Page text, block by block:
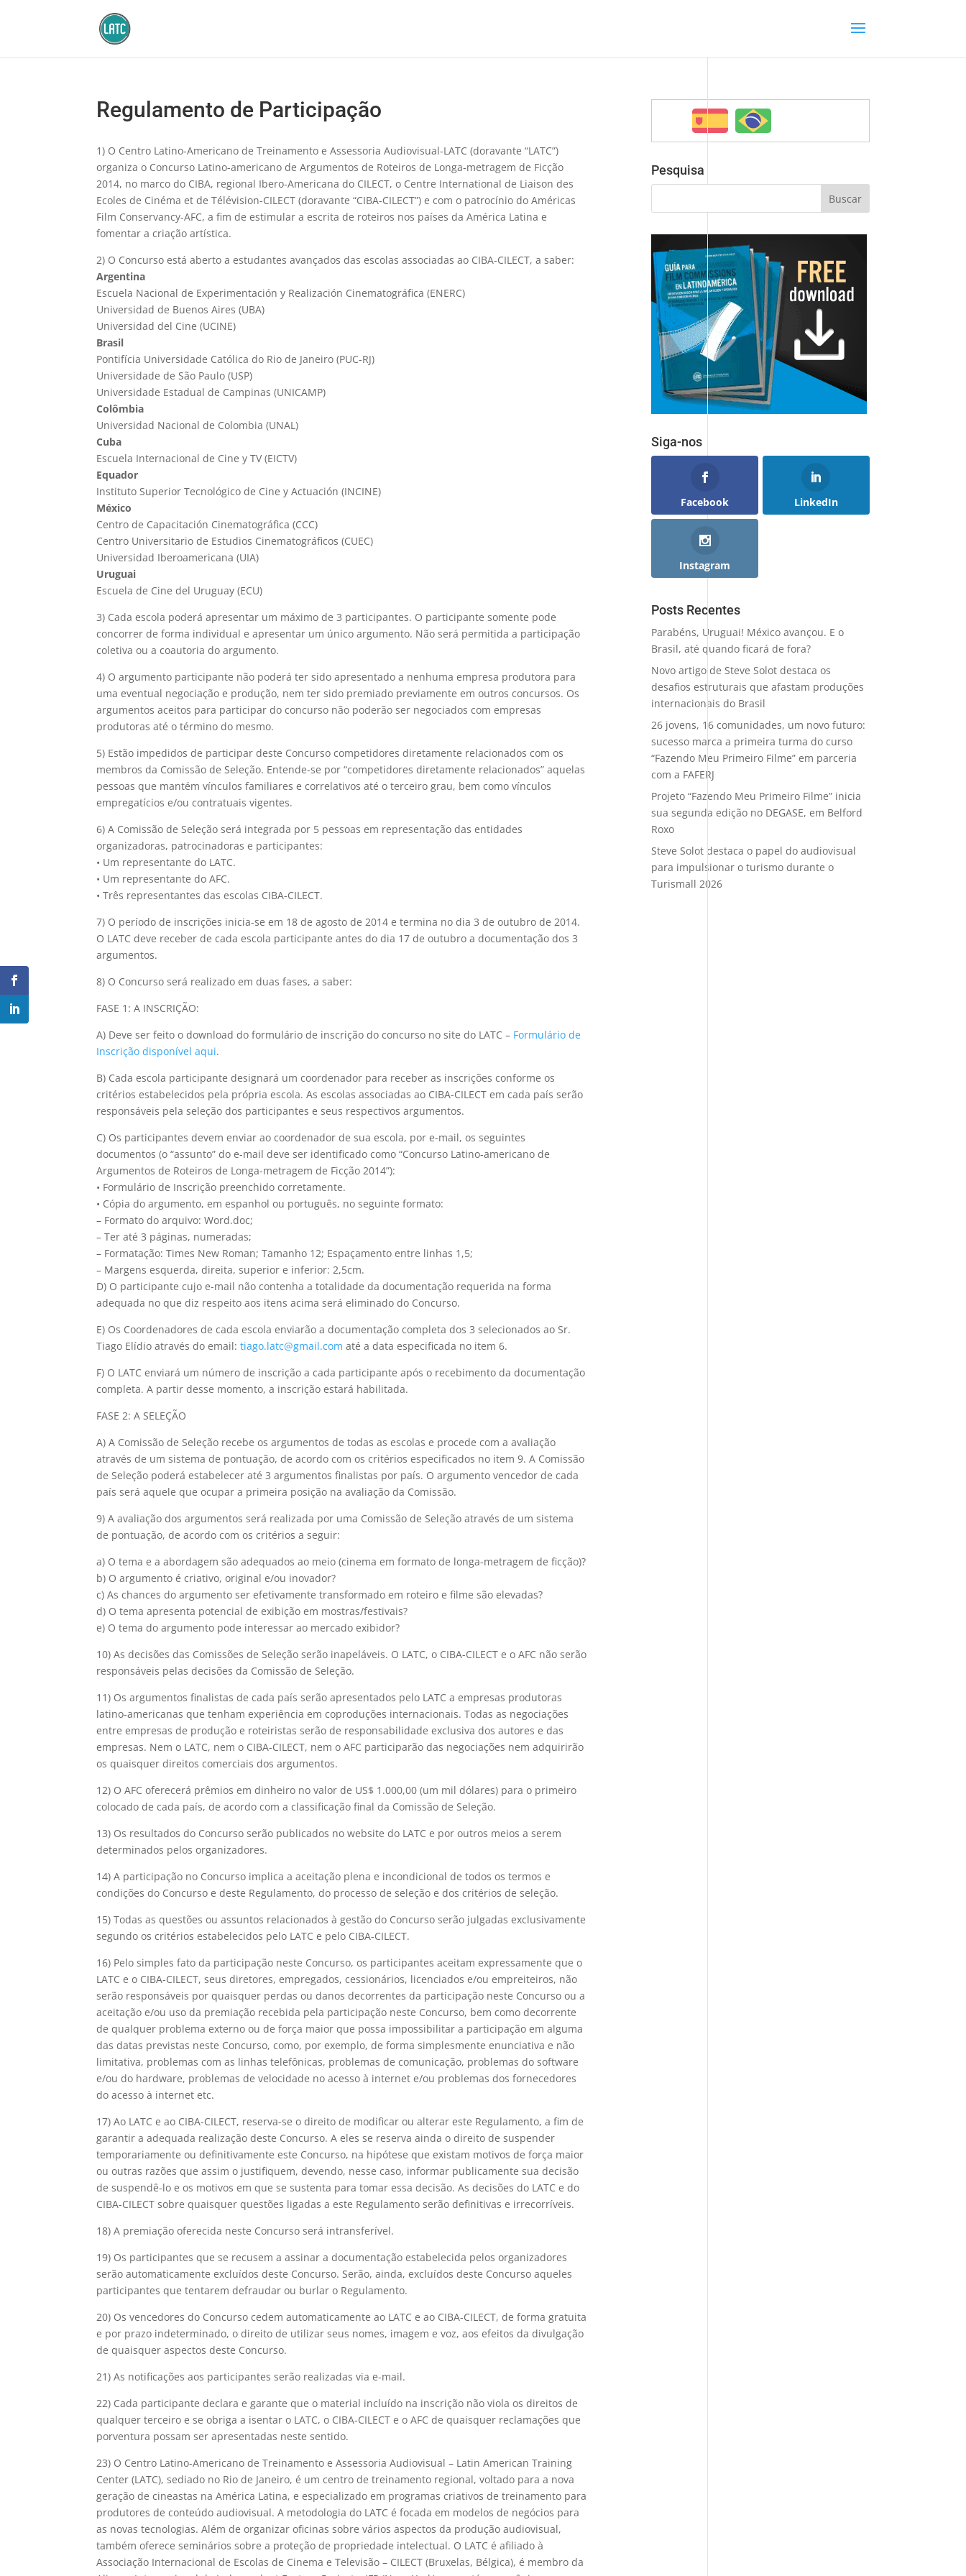
Regulamento de Participação
1) O Centro Latino-Americano de Treinamento e Assessoria Audiovisual-LATC (doravante “LATC”)
organiza o Concurso Latino-americano de Argumentos de Roteiros de Longa-metragem de Ficção
2014, no marco do CIBA, regional Ibero-Americana do CILECT, o Centre International de Liaison des
Ecoles de Cinéma et de Télévision-CILECT (doravante “CIBA-CILECT”) e com o patrocínio do Américas
Film Conservancy-AFC, a fim de estimular a escrita de roteiros nos países da América Latina e
fomentar a criação artística.
2) O Concurso está aberto a estudantes avançados das escolas associadas ao CIBA-CILECT, a saber:
Argentina
Escuela Nacional de Experimentación y Realización Cinematográfica (ENERC)
Universidad de Buenos Aires (UBA)
Universidad del Cine (UCINE)
Brasil
Pontifícia Universidade Católica do Rio de Janeiro (PUC-RJ)
Universidade de São Paulo (USP)
Universidade Estadual de Campinas (UNICAMP)
Colômbia
Universidad Nacional de Colombia (UNAL)
Cuba
Escuela Internacional de Cine y TV (EICTV)
Equador
Instituto Superior Tecnológico de Cine y Actuación (INCINE)
México
Centro de Capacitación Cinematográfica (CCC)
Centro Universitario de Estudios Cinematográficos (CUEC)
Universidad Iberoamericana (UIA)
Uruguai
Escuela de Cine del Uruguay (ECU)
3) Cada escola poderá apresentar um máximo de 3 participantes. O participante somente pode
concorrer de forma individual e apresentar um único argumento. Não será permitida a participação
coletiva ou a coautoria do argumento.
4) O argumento participante não poderá ter sido apresentado a nenhuma empresa produtora para
uma eventual negociação e produção, nem ter sido premiado previamente em outros concursos. Os
argumentos aceitos para participar do concurso não poderão ser negociados com empresas
produtoras até o término do mesmo.
5) Estão impedidos de participar deste Concurso competidores diretamente relacionados com os
membros da Comissão de Seleção. Entende-se por “competidores diretamente relacionados” aquelas
pessoas que mantém vínculos familiares e correlativos até o terceiro grau, bem como vínculos
empregatícios e/ou contratuais vigentes.
6) A Comissão de Seleção será integrada por 5 pessoas em representação das entidades
organizadoras, patrocinadoras e participantes:
• Um representante do LATC.
• Um representante do AFC.
• Três representantes das escolas CIBA-CILECT.
7) O período de inscrições inicia-se em 18 de agosto de 2014 e termina no dia 3 de outubro de 2014.
O LATC deve receber de cada escola participante antes do dia 17 de outubro a documentação dos 3
argumentos.
8) O Concurso será realizado em duas fases, a saber:
FASE 1: A INSCRIÇÃO:
A) Deve ser feito o download do formulário de inscrição do concurso no site do LATC – Formulário de
Inscrição disponível aqui.
B) Cada escola participante designará um coordenador para receber as inscrições conforme os
critérios estabelecidos pela própria escola. As escolas associadas ao CIBA-CILECT em cada país serão
responsáveis pela seleção dos participantes e seus respectivos argumentos.
C) Os participantes devem enviar ao coordenador de sua escola, por e-mail, os seguintes
documentos (o “assunto” do e-mail deve ser identificado como “Concurso Latino-americano de
Argumentos de Roteiros de Longa-metragem de Ficção 2014”):
• Formulário de Inscrição preenchido corretamente.
• Cópia do argumento, em espanhol ou português, no seguinte formato:
– Formato do arquivo: Word.doc;
– Ter até 3 páginas, numeradas;
– Formatação: Times New Roman; Tamanho 12; Espaçamento entre linhas 1,5;
– Margens esquerda, direita, superior e inferior: 2,5cm.
D) O participante cujo e-mail não contenha a totalidade da documentação requerida na forma
adequada no que diz respeito aos itens acima será eliminado do Concurso.
E) Os Coordenadores de cada escola enviarão a documentação completa dos 3 selecionados ao Sr.
Tiago Elídio através do email:tiago.latc@gmail.com até a data especificada no item 6.
F) O LATC enviará um número de inscrição a cada participante após o recebimento da documentação
completa. A partir desse momento, a inscrição estará habilitada.
FASE 2: A SELEÇÃO
A) A Comissão de Seleção recebe os argumentos de todas as escolas e procede com a avaliação
através de um sistema de pontuação, de acordo com os critérios especificados no item 9. A Comissão
de Seleção poderá estabelecer até 3 argumentos finalistas por país. O argumento vencedor de cada
país será aquele que ocupar a primeira posição na avaliação da Comissão.
9) A avaliação dos argumentos será realizada por uma Comissão de Seleção através de um sistema
de pontuação, de acordo com os critérios a seguir:
a) O tema e a abordagem são adequados ao meio (cinema em formato de longa-metragem de ficção)?
b) O argumento é criativo, original e/ou inovador?
c) As chances do argumento ser efetivamente transformado em roteiro e filme são elevadas?
d) O tema apresenta potencial de exibição em mostras/festivais?
e) O tema do argumento pode interessar ao mercado exibidor?
10) As decisões das Comissões de Seleção serão inapeláveis. O LATC, o CIBA-CILECT e o AFC não serão
responsáveis pelas decisões da Comissão de Seleção.
11) Os argumentos finalistas de cada país serão apresentados pelo LATC a empresas produtoras
latino-americanas que tenham experiência em coproduções internacionais. Todas as negociações
entre empresas de produção e roteiristas serão de responsabilidade exclusiva dos autores e das
empresas. Nem o LATC, nem o CIBA-CILECT, nem o AFC participarão das negociações nem adquirirão
os quaisquer direitos comerciais dos argumentos.
12) O AFC oferecerá prêmios em dinheiro no valor de US$ 1.000,00 (um mil dólares) para o primeiro
colocado de cada país, de acordo com a classificação final da Comissão de Seleção.
13) Os resultados do Concurso serão publicados no website do LATC e por outros meios a serem
determinados pelos organizadores.
14) A participação no Concurso implica a aceitação plena e incondicional de todos os termos e
condições do Concurso e deste Regulamento, do processo de seleção e dos critérios de seleção.
15) Todas as questões ou assuntos relacionados à gestão do Concurso serão julgadas exclusivamente
segundo os critérios estabelecidos pelo LATC e pelo CIBA-CILECT.
16) Pelo simples fato da participação neste Concurso, os participantes aceitam expressamente que o
LATC e o CIBA-CILECT, seus diretores, empregados, cessionários, licenciados e/ou empreiteiros, não
serão responsáveis por quaisquer perdas ou danos decorrentes da participação neste Concurso ou a
aceitação e/ou uso da premiação recebida pela participação neste Concurso, bem como decorrente
de qualquer problema externo ou de força maior que possa impossibilitar a participação em alguma
das datas previstas neste Concurso, como, por exemplo, de forma simplesmente enunciativa e não
limitativa, problemas com as linhas telefônicas, problemas de comunicação, problemas do software
e/ou do hardware, problemas de velocidade no acesso à internet e/ou problemas dos fornecedores
do acesso à internet etc.
17) Ao LATC e ao CIBA-CILECT, reserva-se o direito de modificar ou alterar este Regulamento, a fim de
garantir a adequada realização deste Concurso. A eles se reserva ainda o direito de suspender
temporariamente ou definitivamente este Concurso, na hipótese que existam motivos de força maior
ou outras razões que assim o justifiquem, devendo, nesse caso, informar publicamente sua decisão
de suspendê-lo e os motivos em que se sustenta para tomar essa decisão. As decisões do LATC e do
CIBA-CILECT sobre quaisquer questões ligadas a este Regulamento serão definitivas e irrecorríveis.
18) A premiação oferecida neste Concurso será intransferível.
19) Os participantes que se recusem a assinar a documentação estabelecida pelos organizadores
serão automaticamente excluídos deste Concurso. Serão, ainda, excluídos deste Concurso aqueles
participantes que tentarem defraudar ou burlar o Regulamento.
20) Os vencedores do Concurso cedem automaticamente ao LATC e ao CIBA-CILECT, de forma gratuita
e por prazo indeterminado, o direito de utilizar seus nomes, imagem e voz, aos efeitos da divulgação
de quaisquer aspectos deste Concurso.
21) As notificações aos participantes serão realizadas via e-mail.
22) Cada participante declara e garante que o material incluído na inscrição não viola os direitos de
qualquer terceiro e se obriga a isentar o LATC, o CIBA-CILECT e o AFC de quaisquer reclamações que
porventura possam ser apresentadas neste sentido.
23) O Centro Latino-Americano de Treinamento e Assessoria Audiovisual – Latin American Training
Center (LATC), sediado no Rio de Janeiro, é um centro de treinamento regional, voltado para a nova
geração de cineastas na América Latina, e especializado em programas criativos de treinamento para
produtores de conteúdo audiovisual. A metodologia do LATC é focada em modelos de negócios para
as novas tecnologias. Além de organizar oficinas sobre vários aspectos da produção audiovisual,
também oferece seminários sobre a proteção de propriedade intelectual. O LATC é afiliado à
Associação Internacional de Escolas de Cinema e Televisão – CILECT (Bruxelas, Bélgica), é membro da
Pesquisa
Siga-nos
Facebook LinkedIn
Instagram
Posts Recentes
Parabéns, Uruguai! México avançou. E o
Brasil, até quando ficará de fora?
Novo artigo de Steve Solot destaca os
desafios estruturais que afastam produções
internacionais do Brasil
26 jovens, 16 comunidades, um novo futuro:
sucesso marca a primeira turma do curso
“Fazendo Meu Primeiro Filme” em parceria
com a FAFERJ
Projeto “Fazendo Meu Primeiro Filme” inicia
sua segunda edição no DEGASE, em Belford
Roxo
Steve Solot destaca o papel do audiovisual
para impulsionar o turismo durante o
Turismall 2026